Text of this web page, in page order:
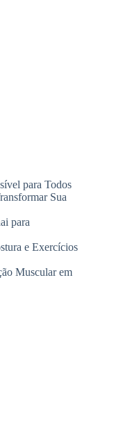
para Todos
Sua
para
e Exercícios
Muscular em